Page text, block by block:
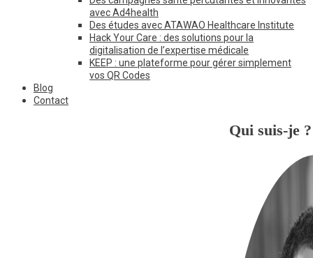
avec Ad4health
Des études avec ATAWAO Healthcare Institute
Hack Your Care : des solutions pour la
digitalisation de l’expertise médicale
KEEP : une plateforme pour gérer simplement
vos QR Codes
Blog
Contact
Qui suis-je ?